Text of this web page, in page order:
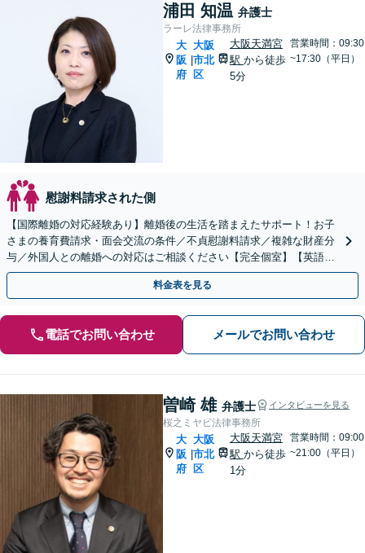
浦田 知温 弁護士
ラーレ法律事務所
大
阪
府
大阪
市北
区
大阪天満宮
駅 から徒歩
5分
営業時間：09:30
~17:30（平日）
慰謝料請求された側
【国際離婚の対応経験あり】離婚後の生活を踏まえたサポート！お子
さまの養育費請求・面会交流の条件／不貞慰謝料請求／複雑な財産分
与／外国人との離婚への対応はご相談ください【完全個室】【英語対
応可】【大阪天満宮駅5分】
料金表を見る
電話でお問い合わせ メールでお問い合わせ
曽崎 雄 弁護士 インタビューを見る
桜之ミヤビ法律事務所
大
阪
府
大阪
市北
区
大阪天満宮
駅 から徒歩
1分
営業時間：09:00
~21:00（平日）